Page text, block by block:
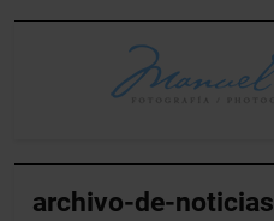
archivo-de-noticias